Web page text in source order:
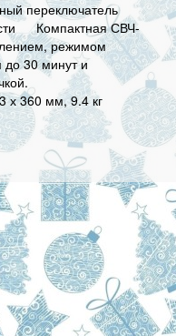
переключатель
Компактная СВЧ-
режимом
30 минут и
х 360 мм, 9.4 кг